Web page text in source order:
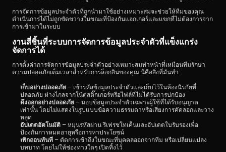
การจัดการข้อมูลประจำตัวที่ถูกนำมาใช้อย่างเหมาะสมจะช่วยให้ทีมของคุณ
ดำเนินการได้ไม่ถูกขัดขวางในขณะที่ป้องกันแฮกเกอร์และแขกที่ไม่ต้องการจาก
การเข้ามาในระบบ
งานสี่ชิ้นที่ระบบการจัดการข้อมูลประจำตัวที่แข็งแกร่ง
จัดการได้
การตั้งค่าการจัดการข้อมูลประจำตัวอย่างเหมาะสมทำหน้าที่เหมือนทีมรักษา
ความปลอดภัยเต็มเวลาสำหรับการล็อกอินของคุณ นี่คือสิ่งที่มันทำ:
เก็บอย่างปลอดภัย – เข้ารหัสข้อมูลประจำตัวและเก็บไว้ในห้องนิรภัยที่
ปลอดภัย ห่างไกลจากโน้ตสติ๊กเกอร์หรือไฟล์ที่ไม่ได้รับการปกป้อง
ดึงออกอย่างปลอดภัย – มอบข้อมูลประจำตัวเฉพาะผู้ใช้ที่ได้รับอนุญาต
เท่านั้น โดยไม่แสดงในรูปแบบข้อความธรรมดาหรือเสี่ยงการคัดลอกและวาง
หลุด
อัปเดตอัตโนมัติ – หมุนรหัสผ่าน รีเฟรชโทเค็นและอัปเดตใบรับรองเพื่อ
ป้องกันการหมดอายุหรือการหาประโยชน์
เพิกถอนทันที – ตัดการเข้าถึงในขณะที่บุคคลออกจากทีม หรือเปลี่ยนแปลง
บทบาท โดยไม่ให้ช่องทางใดๆ เปิดทิ้งไว้